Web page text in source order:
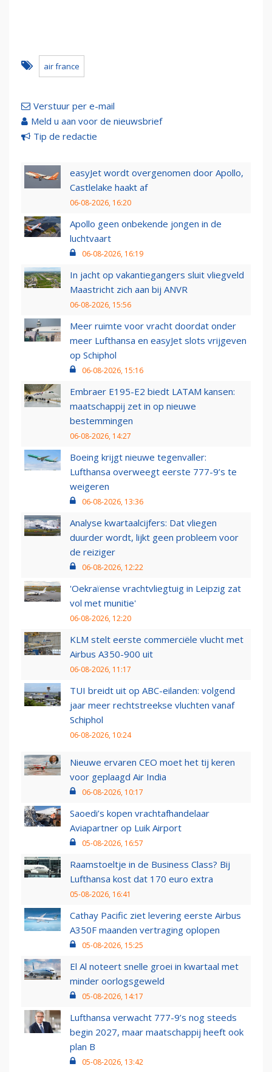
air france
Verstuur per e-mail
Meld u aan voor de nieuwsbrief
Tip de redactie
easyJet wordt overgenomen door Apollo,
Castlelake haakt af
06-08-2026, 16:20
Apollo geen onbekende jongen in de
luchtvaart
06-08-2026, 16:19
In jacht op vakantiegangers sluit vliegveld
Maastricht zich aan bij ANVR
06-08-2026, 15:56
Meer ruimte voor vracht doordat onder
meer Lufthansa en easyJet slots vrijgeven
op Schiphol
06-08-2026, 15:16
Embraer E195-E2 biedt LATAM kansen:
maatschappij zet in op nieuwe
bestemmingen
06-08-2026, 14:27
Boeing krijgt nieuwe tegenvaller:
Lufthansa overweegt eerste 777-9’s te
weigeren
06-08-2026, 13:36
Analyse kwartaalcijfers: Dat vliegen
duurder wordt, lijkt geen probleem voor
de reiziger
06-08-2026, 12:22
'Oekraïense vrachtvliegtuig in Leipzig zat
vol met munitie'
06-08-2026, 12:20
KLM stelt eerste commerciële vlucht met
Airbus A350-900 uit
06-08-2026, 11:17
TUI breidt uit op ABC-eilanden: volgend
jaar meer rechtstreekse vluchten vanaf
Schiphol
06-08-2026, 10:24
Nieuwe ervaren CEO moet het tij keren
voor geplaagd Air India
06-08-2026, 10:17
Saoedi’s kopen vrachtafhandelaar
Aviapartner op Luik Airport
05-08-2026, 16:57
Raamstoeltje in de Business Class? Bij
Lufthansa kost dat 170 euro extra
05-08-2026, 16:41
Cathay Pacific ziet levering eerste Airbus
A350F maanden vertraging oplopen
05-08-2026, 15:25
El Al noteert snelle groei in kwartaal met
minder oorlogsgeweld
05-08-2026, 14:17
Lufthansa verwacht 777-9’s nog steeds
begin 2027, maar maatschappij heeft ook
plan B
05-08-2026, 13:42